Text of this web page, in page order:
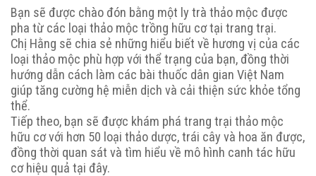
Bạn sẽ được chào đón bằng một ly trà thảo mộc được
pha từ các loại thảo mộc trồng hữu cơ tại trang trại.
Chị Hằng sẽ chia sẻ những hiểu biết về hương vị của các
loại thảo mộc phù hợp với thể trạng của bạn, đồng thời
hướng dẫn cách làm các bài thuốc dân gian Việt Nam
giúp tăng cường hệ miễn dịch và cải thiện sức khỏe tổng
thể.
Tiếp theo, bạn sẽ được khám phá trang trại thảo mộc
hữu cơ với hơn 50 loại thảo dược, trái cây và hoa ăn được,
đồng thời quan sát và tìm hiểu về mô hình canh tác hữu
cơ hiệu quả tại đây.